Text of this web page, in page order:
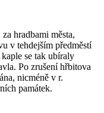
hradbami města,
v tehdejším předměstí
se tak ubíraly
Po zrušení hřbitova
nicméně v r.
památek.